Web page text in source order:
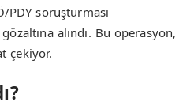
PDY soruşturması
alındı. Bu operasyon,
çekiyor.